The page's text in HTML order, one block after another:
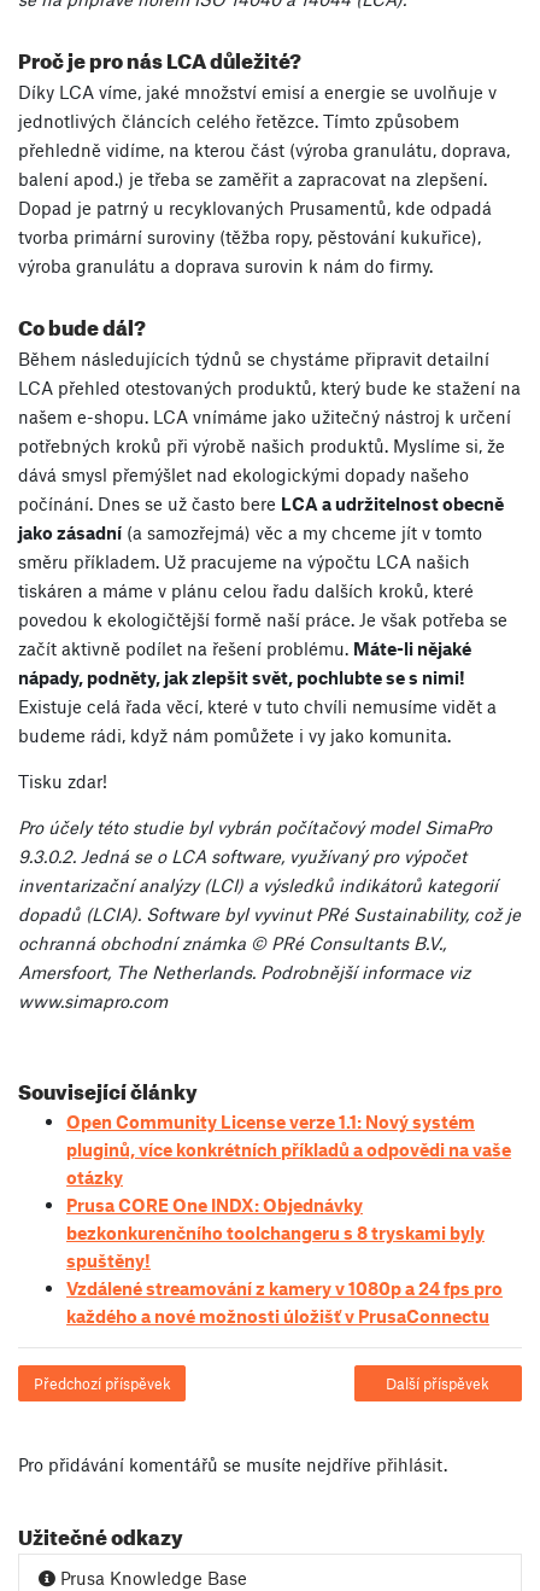
Proč je pro nás LCA důležité?
Díky LCA víme, jaké množství emisí a energie se uvolňuje v
jednotlivých článcích celého řetězce. Tímto způsobem
přehledně vidíme, na kterou část (výroba granulátu, doprava,
balení apod.) je třeba se zaměřit a zapracovat na zlepšení.
Dopad je patrný u recyklovaných Prusamentů, kde odpadá
tvorba primární suroviny (těžba ropy, pěstování kukuřice),
výroba granulátu a doprava surovin k nám do firmy.
Co bude dál?
Během následujících týdnů se chystáme připravit detailní
LCA přehled otestovaných produktů, který bude ke stažení na
našem e-shopu. LCA vnímáme jako užitečný nástroj k určení
potřebných kroků při výrobě našich produktů. Myslíme si, že
dává smysl přemýšlet nad ekologickými dopady našeho
počínání. Dnes se už často bere LCA a udržitelnost obecně
jako zásadní (a samozřejmá) věc a my chceme jít v tomto
směru příkladem. Už pracujeme na výpočtu LCA našich
tiskáren a máme v plánu celou řadu dalších kroků, které
povedou k ekologičtější formě naší práce. Je však potřeba se
začít aktivně podílet na řešení problému. Máte-li nějaké
nápady, podněty, jak zlepšit svět, pochlubte se s nimi!
Existuje celá řada věcí, které v tuto chvíli nemusíme vidět a
budeme rádi, když nám pomůžete i vy jako komunita.
Tisku zdar!
Pro účely této studie byl vybrán počítačový model SimaPro
9.3.0.2. Jedná se o LCA software, využívaný pro výpočet
inventarizační analýzy (LCI) a výsledků indikátorů kategorií
dopadů (LCIA). Software byl vyvinut PRé Sustainability, což je
ochranná obchodní známka © PRé Consultants B.V.,
Amersfoort, The Netherlands. Podrobnější informace viz
www.simapro.com
Související články
Open Community License verze 1.1: Nový systém
pluginů, více konkrétních příkladů a odpovědi na vaše
otázky
Prusa CORE One INDX: Objednávky
bezkonkurenčního toolchangeru s 8 tryskami byly
spuštěny!
Vzdálené streamování z kamery v 1080p a 24 fps pro
každého a nové možnosti úložišť v PrusaConnectu
Předchozí příspěvek Další příspěvek
Pro přidávání komentářů se musíte nejdříve přihlásit.
Užitečné odkazy
Prusa Knowledge Base